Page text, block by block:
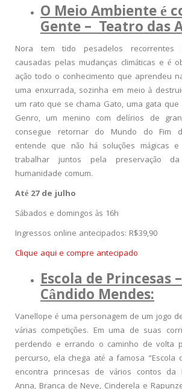
O Meio Ambiente é
Gente – Teatro das
Nora tem tido pesadelos recorrentes
causadas pelas mudanças climáticas e é
ação todo o conhecimento que aprendeu
uma enxurrada, sozinha em meio à
um rato que se chama Gato, uma gata
Genro, um menino com delírios de
consegue retornar do Mundo do Fim
entende que não há soluções mágicas
trabalhar juntos pela preservação
humanidade comum.
Até 27 de julho
Sábados e domingos às 16h
Ingressos online antecipados: R$39,90
Clique aqui e compre antecipado
Escola de Princesas
Cândido Mendes:
Vanellope é uma personagem de um jogo
várias competições. Em uma de suas
perdendo e errando o caminho de volta
percurso, ela chega até a famosa “Escola
encontra princesas de vários contos da